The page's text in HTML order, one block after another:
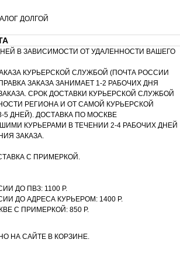
ДОЛГОЙ
В ЗАВИСИМОСТИ ОТ УДАЛЕННОСТИ ВАШЕГО
КУРЬЕРСКОЙ СЛУЖБОЙ (ПОЧТА РОССИИ
ЗАКАЗА ЗАНИМАЕТ 1-2 РАБОЧИХ ДНЯ
СРОК ДОСТАВКИ КУРЬЕРСКОЙ СЛУЖБОЙ
РЕГИОНА И ОТ САМОЙ КУРЬЕРСКОЙ
ДНЕЙ). ДОСТАВКА ПО МОСКВЕ
КУРЬЕРАМИ В ТЕЧЕНИИ 2-4 РАБОЧИХ ДНЕЙ
ЗАКАЗА.
С ПРИМЕРКОЙ.
ДО ПВЗ: 1100 Р.
ДО АДРЕСА КУРЬЕРОМ: 1400 Р.
С ПРИМЕРКОЙ: 850 Р.
НА САЙТЕ В КОРЗИНЕ.